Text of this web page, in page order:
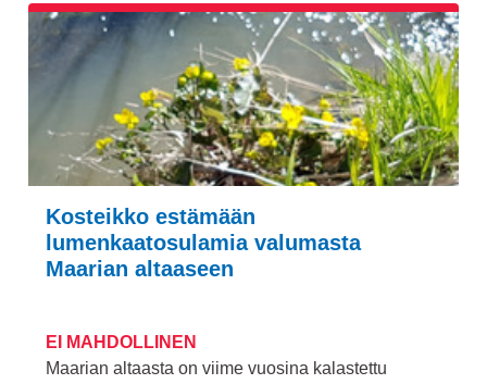
Kosteikko estämään
lumenkaatosulamia valumasta
Maarian altaaseen
EI MAHDOLLINEN
Maarian altaasta on viime vuosina kalastettu